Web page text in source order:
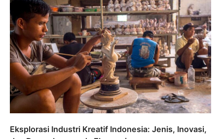
Eksplorasi Industri Kreatif Indonesia: Jenis, Inovasi,